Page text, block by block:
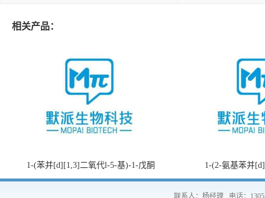
相关产品：
1-(苯并[d][1,3]二氧代l-5-基)-1-戊酮 1-(2-氨基苯并
联系人：杨经理 电话：